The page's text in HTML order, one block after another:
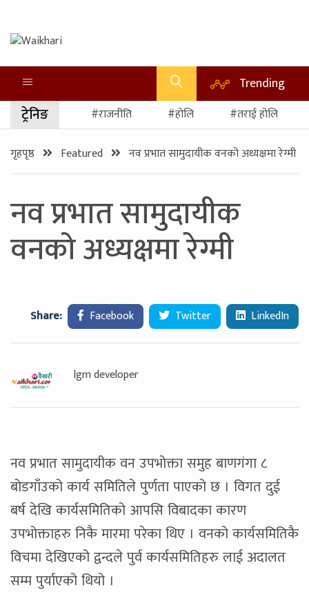
Trending
ट्रेनिङ #राजनीति #होलि #तराई होलि
गृहपृष्ठ Featured नव प्रभात सामुदायीक वनको अध्यक्षमा रेग्मी
नव प्रभात सामुदायीक
वनको अध्यक्षमा रेग्मी
Share: Facebook Twitter LinkedIn
lgm developer
नव प्रभात सामुदायीक वन उपभोक्ता समुह बाणगंगा ८
बोडगाँउको कार्य समितिले पुर्णता पाएको छ । विगत दुई
बर्ष देखि कार्यसमितिको आपसि विबादका कारण
उपभोक्ताहरु निकै मारमा परेका थिए । वनको कार्यसमितिकै
विचमा देखिएको द्वन्दले पुर्व कार्यसमितिहरु लाई अदालत
सम्म पुर्याएको थियो ।